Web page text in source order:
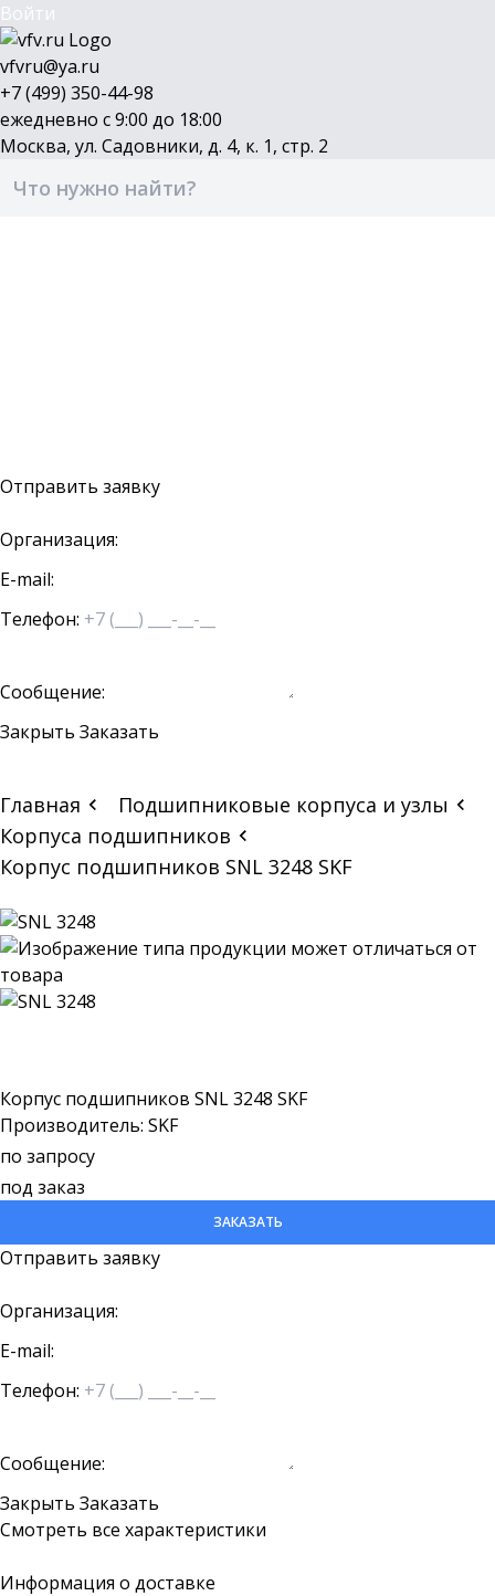
Войти
vfvru@ya.ru
+7 (499) 350-44-98
ежедневно с 9:00 до 18:00
Москва, ул. Садовники, д. 4, к. 1, стр. 2
Отправить заявку
Организация:
E-mail:
Телефон:
Сообщение:
Закрыть Заказать
Главная
Подшипниковые корпуса и узлы
Корпуса подшипников
Корпус подшипников SNL 3248 SKF
Корпус подшипников SNL 3248 SKF
Производитель: SKF
по запросу
под заказ
ЗАКАЗАТЬ
Отправить заявку
Организация:
E-mail:
Телефон:
Сообщение:
Закрыть Заказать
Смотреть все характеристики
Информация о доставке